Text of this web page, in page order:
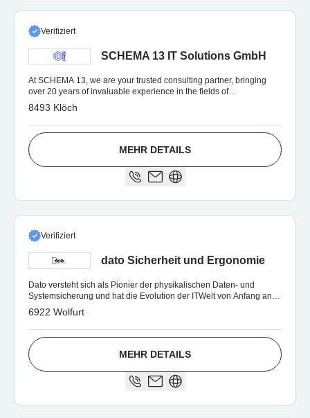
Verifiziert
SCHEMA 13 IT Solutions GmbH
At SCHEMA 13, we are your trusted consulting partner, bringing
over 20 years of invaluable experience in the fields of
Telecommunications
8493 Klöch
MEHR DETAILS
Verifiziert
dato Sicherheit und Ergonomie
Dato versteht sich als Pionier der physikalischen Daten- und
Systemsicherung und hat die Evolution der ITWelt von Anfang an
begleitet.
6922 Wolfurt
MEHR DETAILS